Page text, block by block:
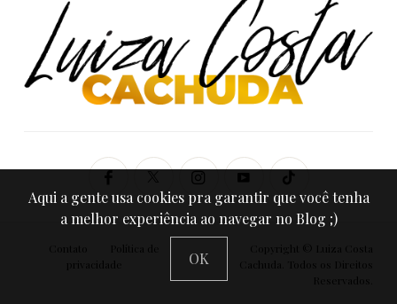
Contato
Política de
privacidade
Copyright © Luiza Costa
Cachuda. Todos os Direitos
Reservados.
Aqui a gente usa cookies pra garantir que você tenha
a melhor experiência ao navegar no Blog ;)
OK